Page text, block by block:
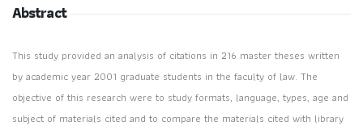
Abstract
This study provided an analysis of citations in 216 master theses written
by academic year 2001 graduate students in the faculty of law. The
objective of this research were to study formats, language, types, age and
subject of materials cited and to compare the materials cited with library